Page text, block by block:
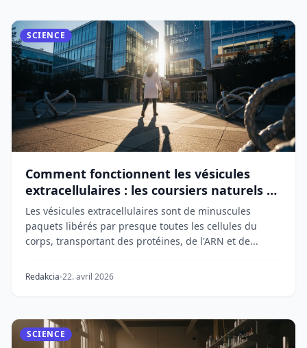
SCIENCE
Comment fonctionnent les vésicules
extracellulaires : les coursiers naturels de
la médecine
Les vésicules extracellulaires sont de minuscules
paquets libérés par presque toutes les cellules du
corps, transportant des protéines, de l'ARN et de...
Redakcia 22. avril 2026
SCIENCE